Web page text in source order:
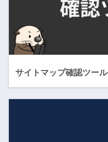
サイトマップ確認ツール